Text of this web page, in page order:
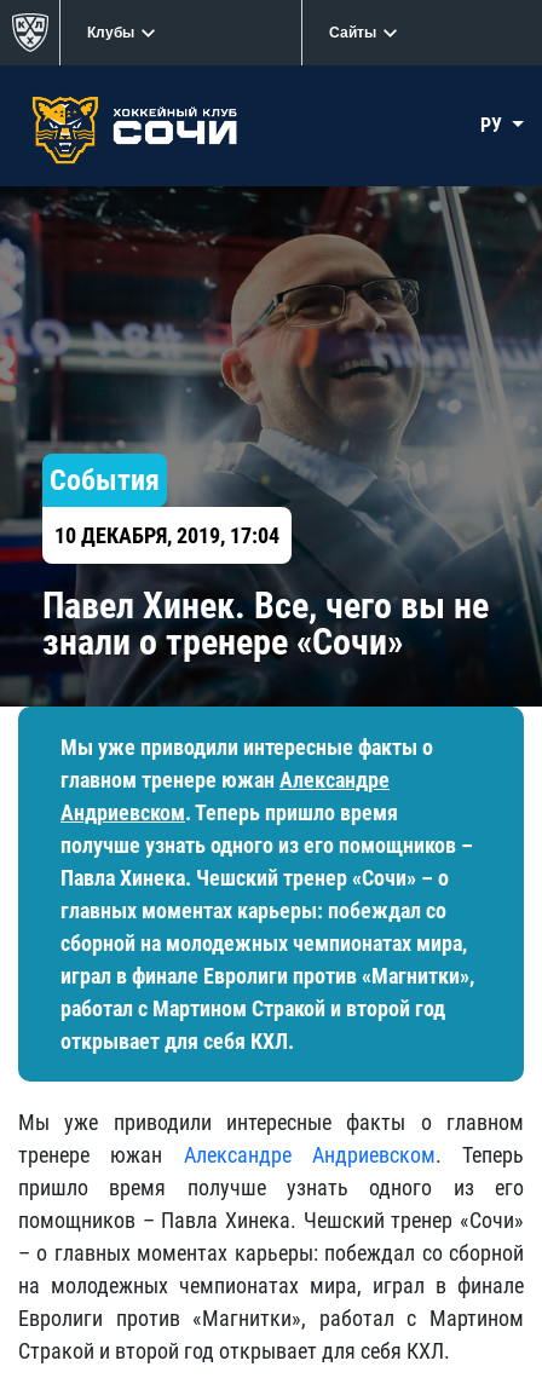
Клубы Сайты
РУ
События
10 ДЕКАБРЯ, 2019, 17:04
Павел Хинек. Все, чего вы не
знали о тренере «Сочи»
Мы уже приводили интересные факты о
главном тренере южан Александре
Андриевском. Теперь пришло время
получше узнать одного из его помощников –
Павла Хинека. Чешский тренер «Сочи» – о
главных моментах карьеры: побеждал со
сборной на молодежных чемпионатах мира,
играл в финале Евролиги против «Магнитки»,
работал с Мартином Стракой и второй год
открывает для себя КХЛ.
Мы уже приводили интересные факты о главном
тренере южан Александре Андриевском. Теперь
пришло время получше узнать одного из его
помощников – Павла Хинека. Чешский тренер «Сочи»
– о главных моментах карьеры: побеждал со сборной
на молодежных чемпионатах мира, играл в финале
Евролиги против «Магнитки», работал с Мартином
Стракой и второй год открывает для себя КХЛ.